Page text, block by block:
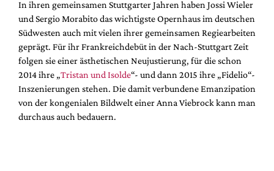
In ihren gemeinsamen Stuttgarter Jahren haben Jossi Wieler
und Sergio Morabito das wichtigste Opernhaus im deutschen
Südwesten auch mit vielen ihrer gemeinsamen Regiearbeiten
geprägt. Für ihr Frankreichdebüt in der Nach-Stuttgart Zeit
folgen sie einer ästhetischen Neujustierung, für die schon
2014 ihre „Tristan und Isolde“- und dann 2015 ihre „Fidelio“-
Inszenierungen stehen. Die damit verbundene Emanzipation
von der kongenialen Bildwelt einer Anna Viebrock kann man
durchaus auch bedauern.